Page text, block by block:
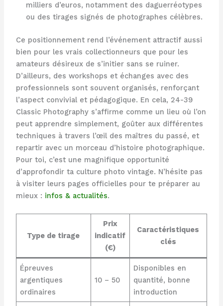
milliers d’euros, notamment des daguerréotypes
ou des tirages signés de photographes célèbres.
Ce positionnement rend l’événement attractif aussi
bien pour les vrais collectionneurs que pour les
amateurs désireux de s’initier sans se ruiner.
D’ailleurs, des workshops et échanges avec des
professionnels sont souvent organisés, renforçant
l’aspect convivial et pédagogique. En cela, 24-39
Classic Photography s’affirme comme un lieu où l’on
peut apprendre simplement, goûter aux différentes
techniques à travers l’œil des maîtres du passé, et
repartir avec un morceau d’histoire photographique.
Pour toi, c’est une magnifique opportunité
d’approfondir ta culture photo vintage. N’hésite pas
à visiter leurs pages officielles pour te préparer au
mieux : infos & actualités.
Type de tirage
Prix
indicatif
(€)
Caractéristiques
clés
Épreuves
argentiques
ordinaires
10 – 50
Disponibles en
quantité, bonne
introduction